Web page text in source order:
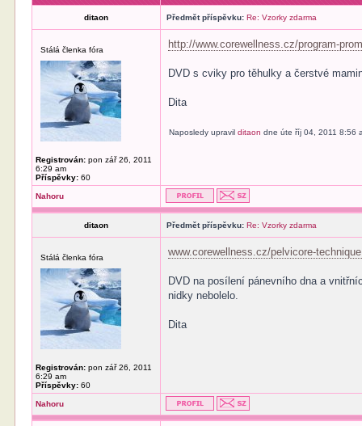
ditaon Předmět příspěvku: Re: Vzorky zdarma
Stálá členka fóra
Registrován: pon zář 26, 2011
6:29 am
Příspěvky: 60
http://www.corewellness.cz/program-
DVD s cviky pro těhulky a čerstvé
Dita
Naposledy upravilditaon dne úte říj 04, 2011 8:56
Nahoru
ditaon Předmět příspěvku: Re: Vzorky zdarma
Stálá členka fóra
Registrován: pon zář 26, 2011
6:29 am
Příspěvky: 60
www.corewellness.cz/pelvicore-
DVD na posílení pánevního dna a
nidky nebolelo.
Dita
Nahoru